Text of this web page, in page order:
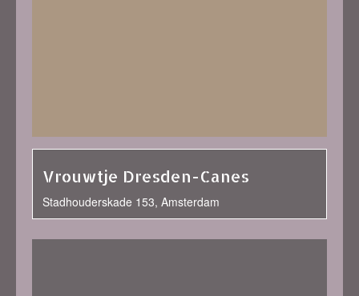
Vrouwtje Dresden-Canes
Stadhouderskade 153, Amsterdam